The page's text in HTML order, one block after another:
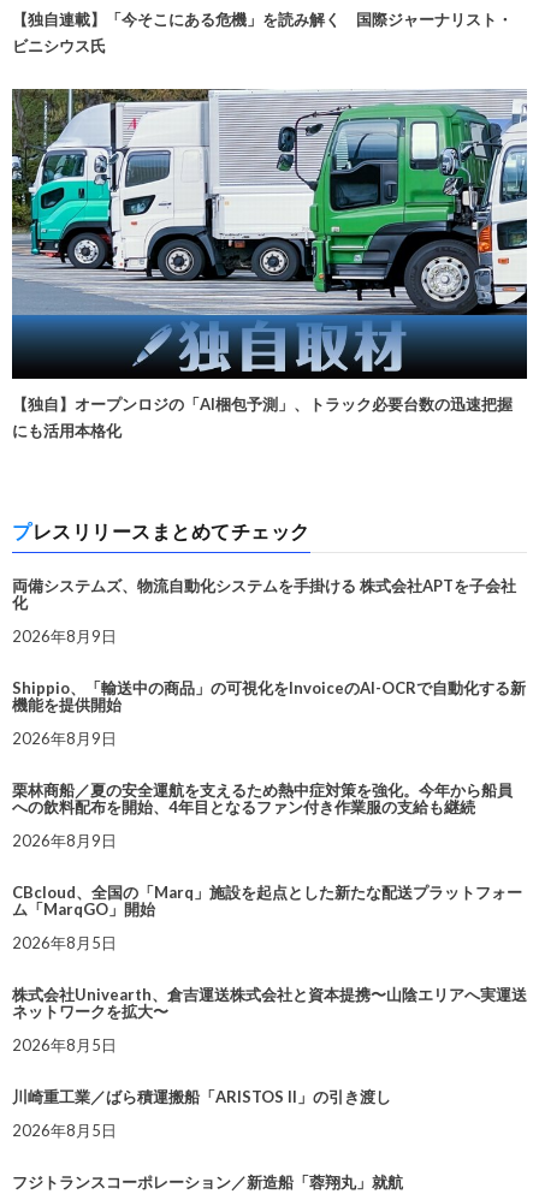
【独自連載】「今そこにある危機」を読み解く 国際ジャーナリスト・
ビニシウス氏
【独自】オープンロジの「AI梱包予測」、トラック必要台数の迅速把握
にも活用本格化
プレスリリースまとめてチェック
両備システムズ、物流自動化システムを手掛ける 株式会社APTを子会社
化
2026年8月9日
Shippio、「輸送中の商品」の可視化をInvoiceのAI-OCRで自動化する新
機能を提供開始
2026年8月9日
栗林商船／夏の安全運航を支えるため熱中症対策を強化。今年から船員
への飲料配布を開始、4年目となるファン付き作業服の支給も継続
2026年8月9日
CBcloud、全国の「Marq」施設を起点とした新たな配送プラットフォー
ム「MarqGO」開始
2026年8月5日
株式会社Univearth、倉吉運送株式会社と資本提携〜山陰エリアへ実運送
ネットワークを拡大〜
2026年8月5日
川崎重工業／ばら積運搬船「ARISTOS II」の引き渡し
2026年8月5日
フジトランスコーポレーション／新造船「蓉翔丸」就航